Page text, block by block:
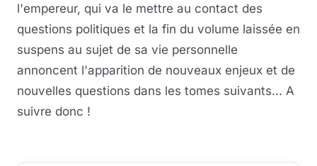
l'empereur, qui va le mettre au contact des
questions politiques et la fin du volume laissée en
suspens au sujet de sa vie personnelle
annoncent l'apparition de nouveaux enjeux et de
nouvelles questions dans les tomes suivants... A
suivre donc !